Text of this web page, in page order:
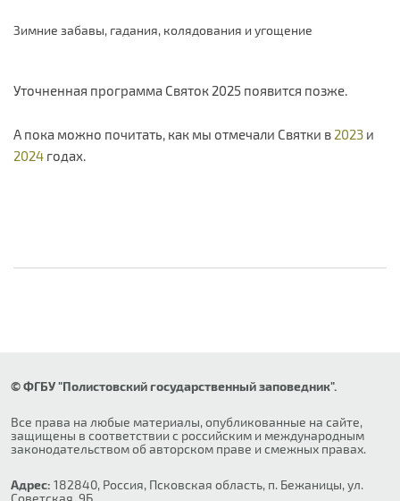
Зимние забавы, гадания, колядования и угощение
Уточненная программа Святок 2025 появится позже.
А пока можно почитать, как мы отмечали Святки в 2023 и
2024 годах.
© ФГБУ "Полистовский государственный заповедник".
Все права на любые материалы, опубликованные на сайте,
защищены в соответствии с российским и международным
законодательством об авторском праве и смежных правах.
Адрес: 182840, Россия, Псковская область, п. Бежаницы, ул.
Советская, 9Б